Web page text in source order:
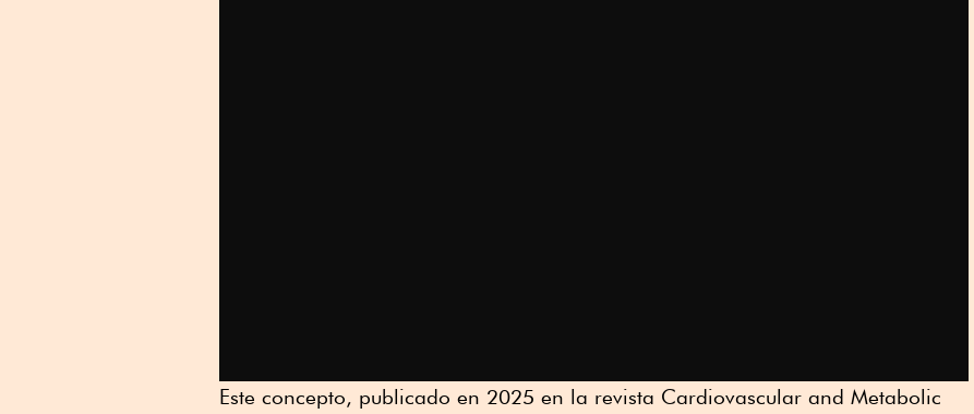
Este concepto, publicado en 2025 en la revista Cardiovascular and Metabolic